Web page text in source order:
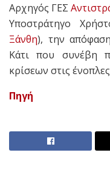
Αρχηγός ΓΕΣ
Υποστράτηγο
Ξάνθη), την
Κάτι που συνέβη
κρίσεων στις
Πηγή